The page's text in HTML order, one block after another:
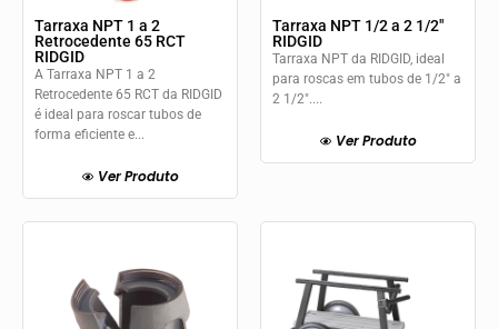
Tarraxa NPT 1 a 2
Retrocedente 65 RCT
RIDGID
A Tarraxa NPT 1 a 2
Retrocedente 65 RCT da RIDGID
é ideal para roscar tubos de
forma eficiente e...
Ver Produto
Tarraxa NPT 1/2 a 2 1/2″
RIDGID
Tarraxa NPT da RIDGID, ideal
para roscas em tubos de 1/2" a
2 1/2"....
Ver Produto